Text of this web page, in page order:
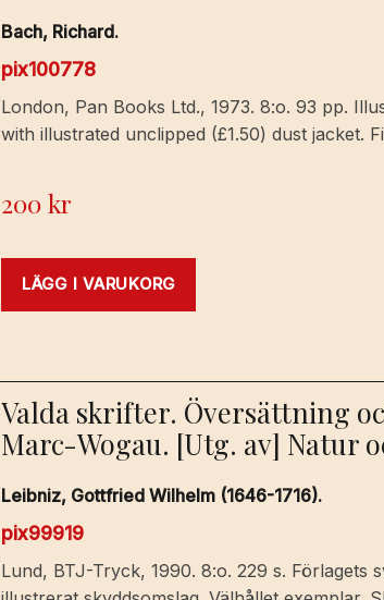
Bach, Richard.
pix100778
London, Pan Books Ltd., 1973. 8:o. 93 pp.
with illustrated unclipped (£1.50) dust jacket.
200kr
LÄGG I VARUKORG
Valda skrifter. Översättning
Marc-Wogau. [Utg. av] Natur
Leibniz, Gottfried Wilhelm (1646-1716).
pix99919
Lund, BTJ-Tryck, 1990. 8:o. 229 s. Förlagets